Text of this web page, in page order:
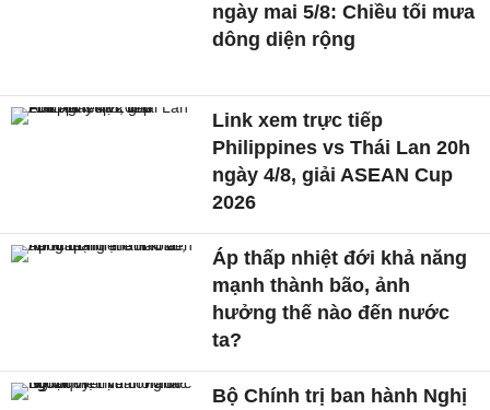
ngày mai 5/8: Chiều tối mưa
dông diện rộng
Link xem trực tiếp
Philippines vs Thái Lan 20h
ngày 4/8, giải ASEAN Cup
2026
Áp thấp nhiệt đới khả năng
mạnh thành bão, ảnh
hưởng thế nào đến nước
ta?
Bộ Chính trị ban hành Nghị